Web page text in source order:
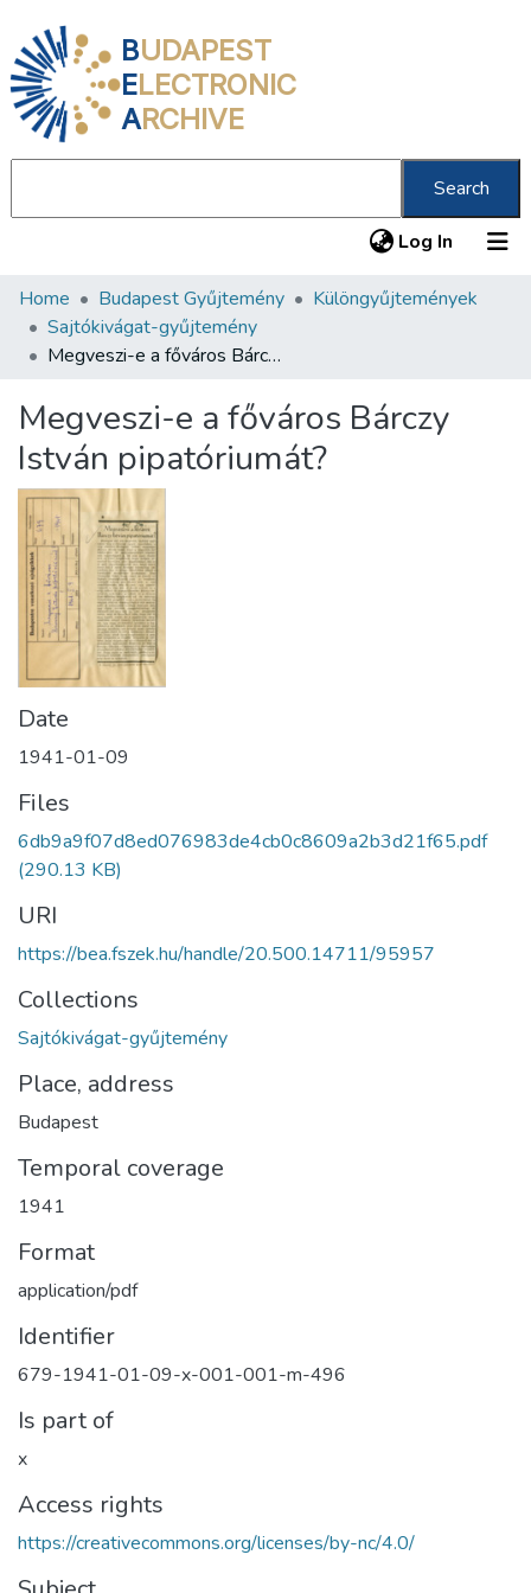
BUDAPEST
ELECTRONIC
ARCHIVE
Search
Log In (current)
Communities & Collections
All of DSpace
About us
Home Budapest Gyűjtemény
Különgyűjtemények
Sajtókivágat-gyűjtemény
Megveszi-e a főváros Bárczy István pipatóriumát?
Megveszi-e a főváros Bárczy
István pipatóriumát?
Date
1941-01-09
Files
6db9a9f07d8ed076983de4cb0c8609a2b3d21f65.pdf
(290.13 KB)
URI
https://bea.fszek.hu/handle/20.500.14711/95957
Collections
Sajtókivágat-gyűjtemény
Place, address
Budapest
Temporal coverage
1941
Format
application/pdf
Identifier
679-1941-01-09-x-001-001-m-496
Is part of
x
Access rights
https://creativecommons.org/licenses/by-nc/4.0/